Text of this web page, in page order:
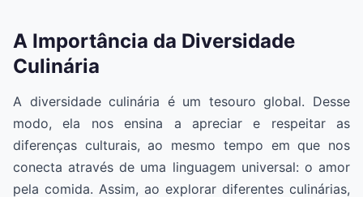
A Importância da Diversidade
Culinária
A diversidade culinária é um tesouro global. Desse
modo, ela nos ensina a apreciar e respeitar as
diferenças culturais, ao mesmo tempo em que nos
conecta através de uma linguagem universal: o amor
pela comida. Assim, ao explorar diferentes culinárias,